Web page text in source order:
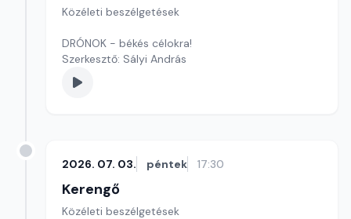
Közéleti beszélgetések
DRÓNOK - békés célokra!
Szerkesztő: Sályi András
2026. 07. 03. péntek 17:30
Kerengő
Közéleti beszélgetések